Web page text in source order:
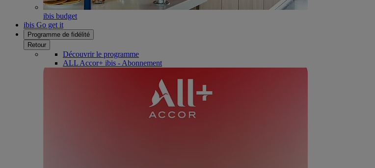
ibis budget
ibis Go get it
Programme de fidélité
Retour
Découvrir le programme
ALL Accor+ ibis - Abonnement